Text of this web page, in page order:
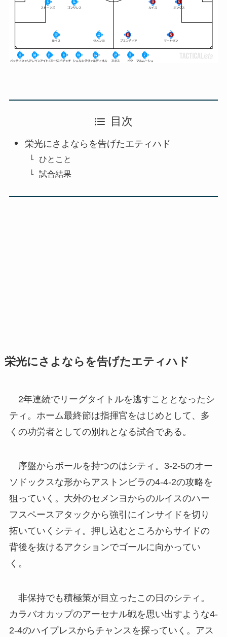
目次
栄光にさよならを告げたエティハド
ひとこと
試合結果
栄光にさよならを告げたエティハド
2年連続でリーグタイトルを逃すこととなったシ
ティ。ホーム最終節は指揮官をはじめとして、多
くの功労者としての別れとなる試合である。
序盤からボールを持つのはシティ。3-2-5のオー
ソドックスな形からアストンビラの4-4-2の攻略を
狙っていく。大外のセメンヨからのルイスのハー
フスペースアタックから強引にインサイドを切り
拓いていくシティ。押し込むところからサイドの
背後を抜けるアクションでゴールに向かってい
く。
非保持でも積極策が目立ったこの日のシティ。
カラバオカップのアーセナル戦を思い出すような4-
2-4のハイプレスからチャンスを探っていく。アス